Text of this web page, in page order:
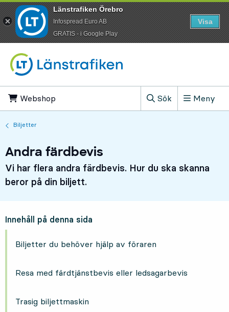
Webshop
Sök
, Visa sökfältet
Meny
Biljetter
Andra färdbevis
Vi har flera andra färdbevis. Hur du ska skanna
beror på din biljett.
Innehåll på denna sida
Biljetter du behöver hjälp av föraren
Resa med färdtjänstbevis eller ledsagarbevis
Trasig biljettmaskin
Länstrafiken Örebro
Infospread Euro AB
​GRATIS - i Google Play
Visa